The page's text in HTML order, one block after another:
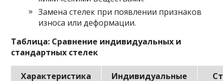
Замена стелек при появлении признаков
износа или деформации.
Таблица: Сравнение индивидуальных и
стандартных стелек
Характеристика
Индивидуальные